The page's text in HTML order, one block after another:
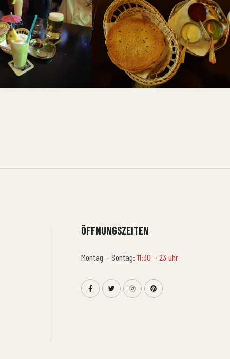
ÖFFNUNGSZEITEN
Montag – Sontag:11:30 – 23 uhr